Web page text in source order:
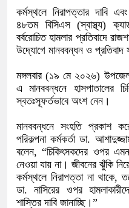
কর্মস্থলে নিরাপত্তার দাবি
৪৮তম বিসিএস (স্বাস্থ্য)
বর্বরোচিত হামলার প্রতিবাদে
উদ্যোগে মানববন্ধন ও প্রতিবাদ
মঙ্গলবার (১৯ মে ২০২৬)
এ মানববন্ধনে হাসপাতালের
স্বতঃস্ফূর্তভাবে অংশ নেন।
মানববন্ধনে সংহতি প্রকাশ
পরিকল্পনা কর্মকর্তা ডা.
বলেন, “চিকিৎসকদের ওপর এমন
নেওয়া যায় না। জীবনের ঝুঁকি
কর্মস্থলে নিরাপত্তা না থাকে,
ডা. নাসিরের ওপর
শাস্তির দাবি জানাচ্ছি।”